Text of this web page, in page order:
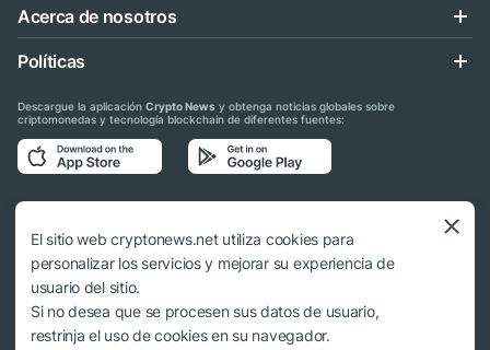
Acerca de nosotros
Políticas
Descargue la aplicación Crypto News y obtenga noticias globales sobre
criptomonedas y tecnología blockchain de diferentes fuentes:
Síganos en las redes sociales
© 2018 - 2026 Crypto News. Al usar los materiales no es obligatorio citar a
cryptonews.net.
El sitio web cryptonews.net utiliza cookies para
personalizar los servicios y mejorar su experiencia de
usuario del sitio.
Si no desea que se procesen sus datos de usuario,
restrinja el uso de cookies en su navegador.